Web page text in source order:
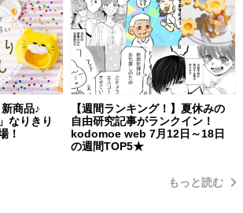
商品♪
なりきり
！
【週間ランキング！】夏休みの
自由研究記事がランクイン！
kodomoe web 7月12日～18日
の週間TOP5★
もっと読む